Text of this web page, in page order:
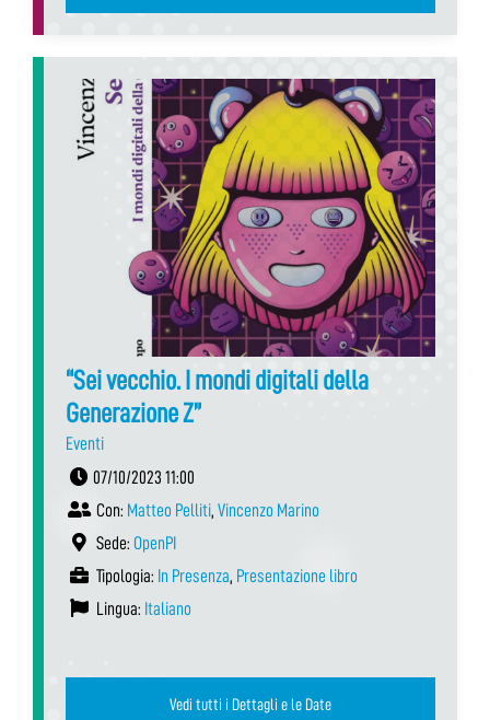
“Sei vecchio. I mondi digitali della
Generazione Z”
Eventi
07/10/2023 11:00
Con: Matteo Pelliti, Vincenzo Marino
Sede: OpenPI
Tipologia: In Presenza, Presentazione libro
Lingua: Italiano
Vedi tutti i Dettagli e le Date